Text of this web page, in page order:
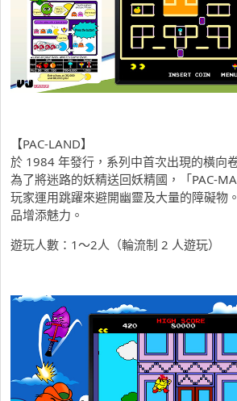
【PAC-LAND】
於 1984 年發行，系列中首次出現的橫向
為了將迷路的妖精送回妖精國，「PAC-
玩家運用跳躍來避開幽靈及大量的障礙物
品增添魅力。
遊玩人數：1～2人（輪流制 2 人遊玩）